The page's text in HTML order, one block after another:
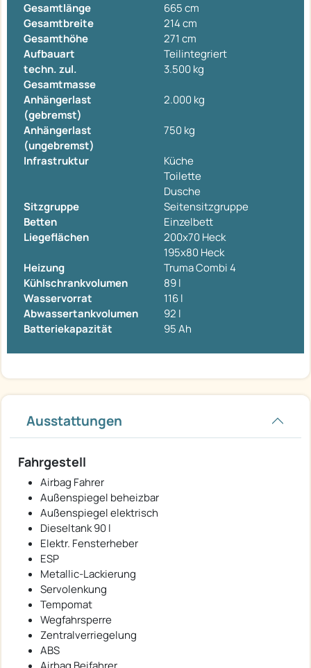
Gesamtlänge
665 cm
Gesamtbreite
214 cm
Gesamthöhe
271 cm
Aufbauart
Teilintegriert
techn. zul.
Gesamtmasse
3.500 kg
Anhängerlast
(gebremst)
2.000 kg
Anhängerlast
(ungebremst)
750 kg
Infrastruktur
Küche
Toilette
Dusche
Sitzgruppe
Seitensitzgruppe
Betten
Einzelbett
Liegeflächen
200x70 Heck
195x80 Heck
Heizung
Truma Combi 4
Kühlschrankvolumen
89 l
Wasservorrat
116 l
Abwassertankvolumen
92 l
Batteriekapazität
95 Ah
Ausstattungen
Fahrgestell
Airbag Fahrer
Außenspiegel beheizbar
Außenspiegel elektrisch
Dieseltank 90 l
Elektr. Fensterheber
ESP
Metallic-Lackierung
Servolenkung
Tempomat
Wegfahrsperre
Zentralverriegelung
ABS